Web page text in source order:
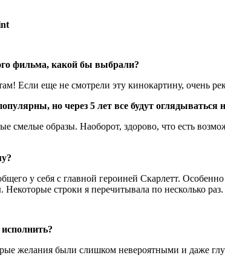
фильма, какой бы выбрали?
Если еще не смотрели эту кинокартину, очень
но через 5 лет все будут оглядываться
смелые образы. Наоборот, здорово, что есть
у себя с главной героиней Скарлетт.
строки я перечитывала по несколько
желания были слишком невероятными и даже